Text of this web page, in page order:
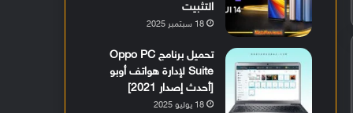
التثبيت
18 سبتمبر 2025
تحميل برنامج Oppo PC
Suite لإدارة هواتف أوبو
[أحدث إصدار 2021]
18 يوليو 2025